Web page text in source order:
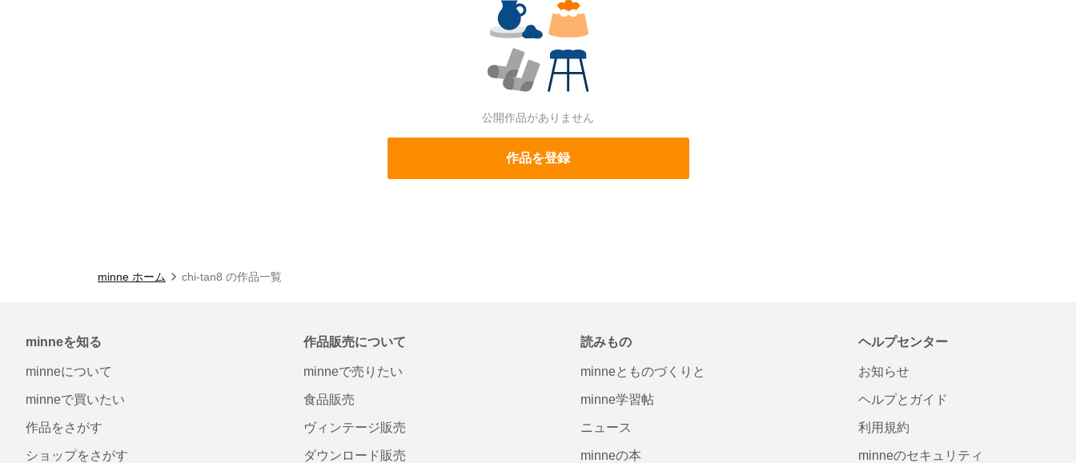
公開作品がありません
作品を登録
minne ホーム chi-tan8 の作品一覧
minneを知る
minneについて
minneで買いたい
作品をさがす
ショップをさがす
作品販売について
minneで売りたい
食品販売
ヴィンテージ販売
ダウンロード販売
読みもの
minneとものづくりと
minne学習帖
ニュース
minneの本
ヘルプセンター
お知らせ
ヘルプとガイド
利用規約
minneのセキュリティ